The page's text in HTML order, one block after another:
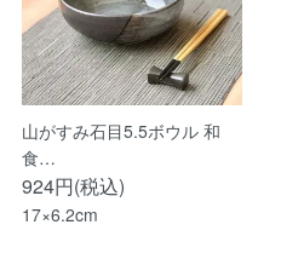
山がすみ石目5.5ボウル 和
食…
924円(税込)
17×6.2cm